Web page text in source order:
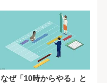
なぜ「10時からやる」と